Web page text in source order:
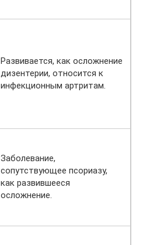
Развивается, как осложнение
дизентерии, относится к
инфекционным артритам.
Заболевание,
сопутствующее псориазу,
как развившееся
осложнение.